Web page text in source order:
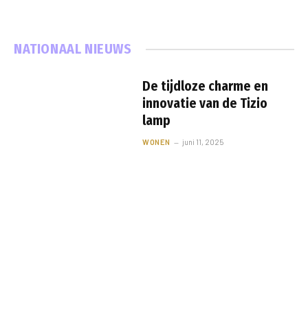
NATIONAAL NIEUWS
De tijdloze charme en
innovatie van de Tizio
lamp
WONEN juni 11, 2025